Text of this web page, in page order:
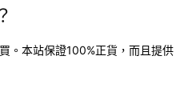
。本站保證100%正貨，而且提供